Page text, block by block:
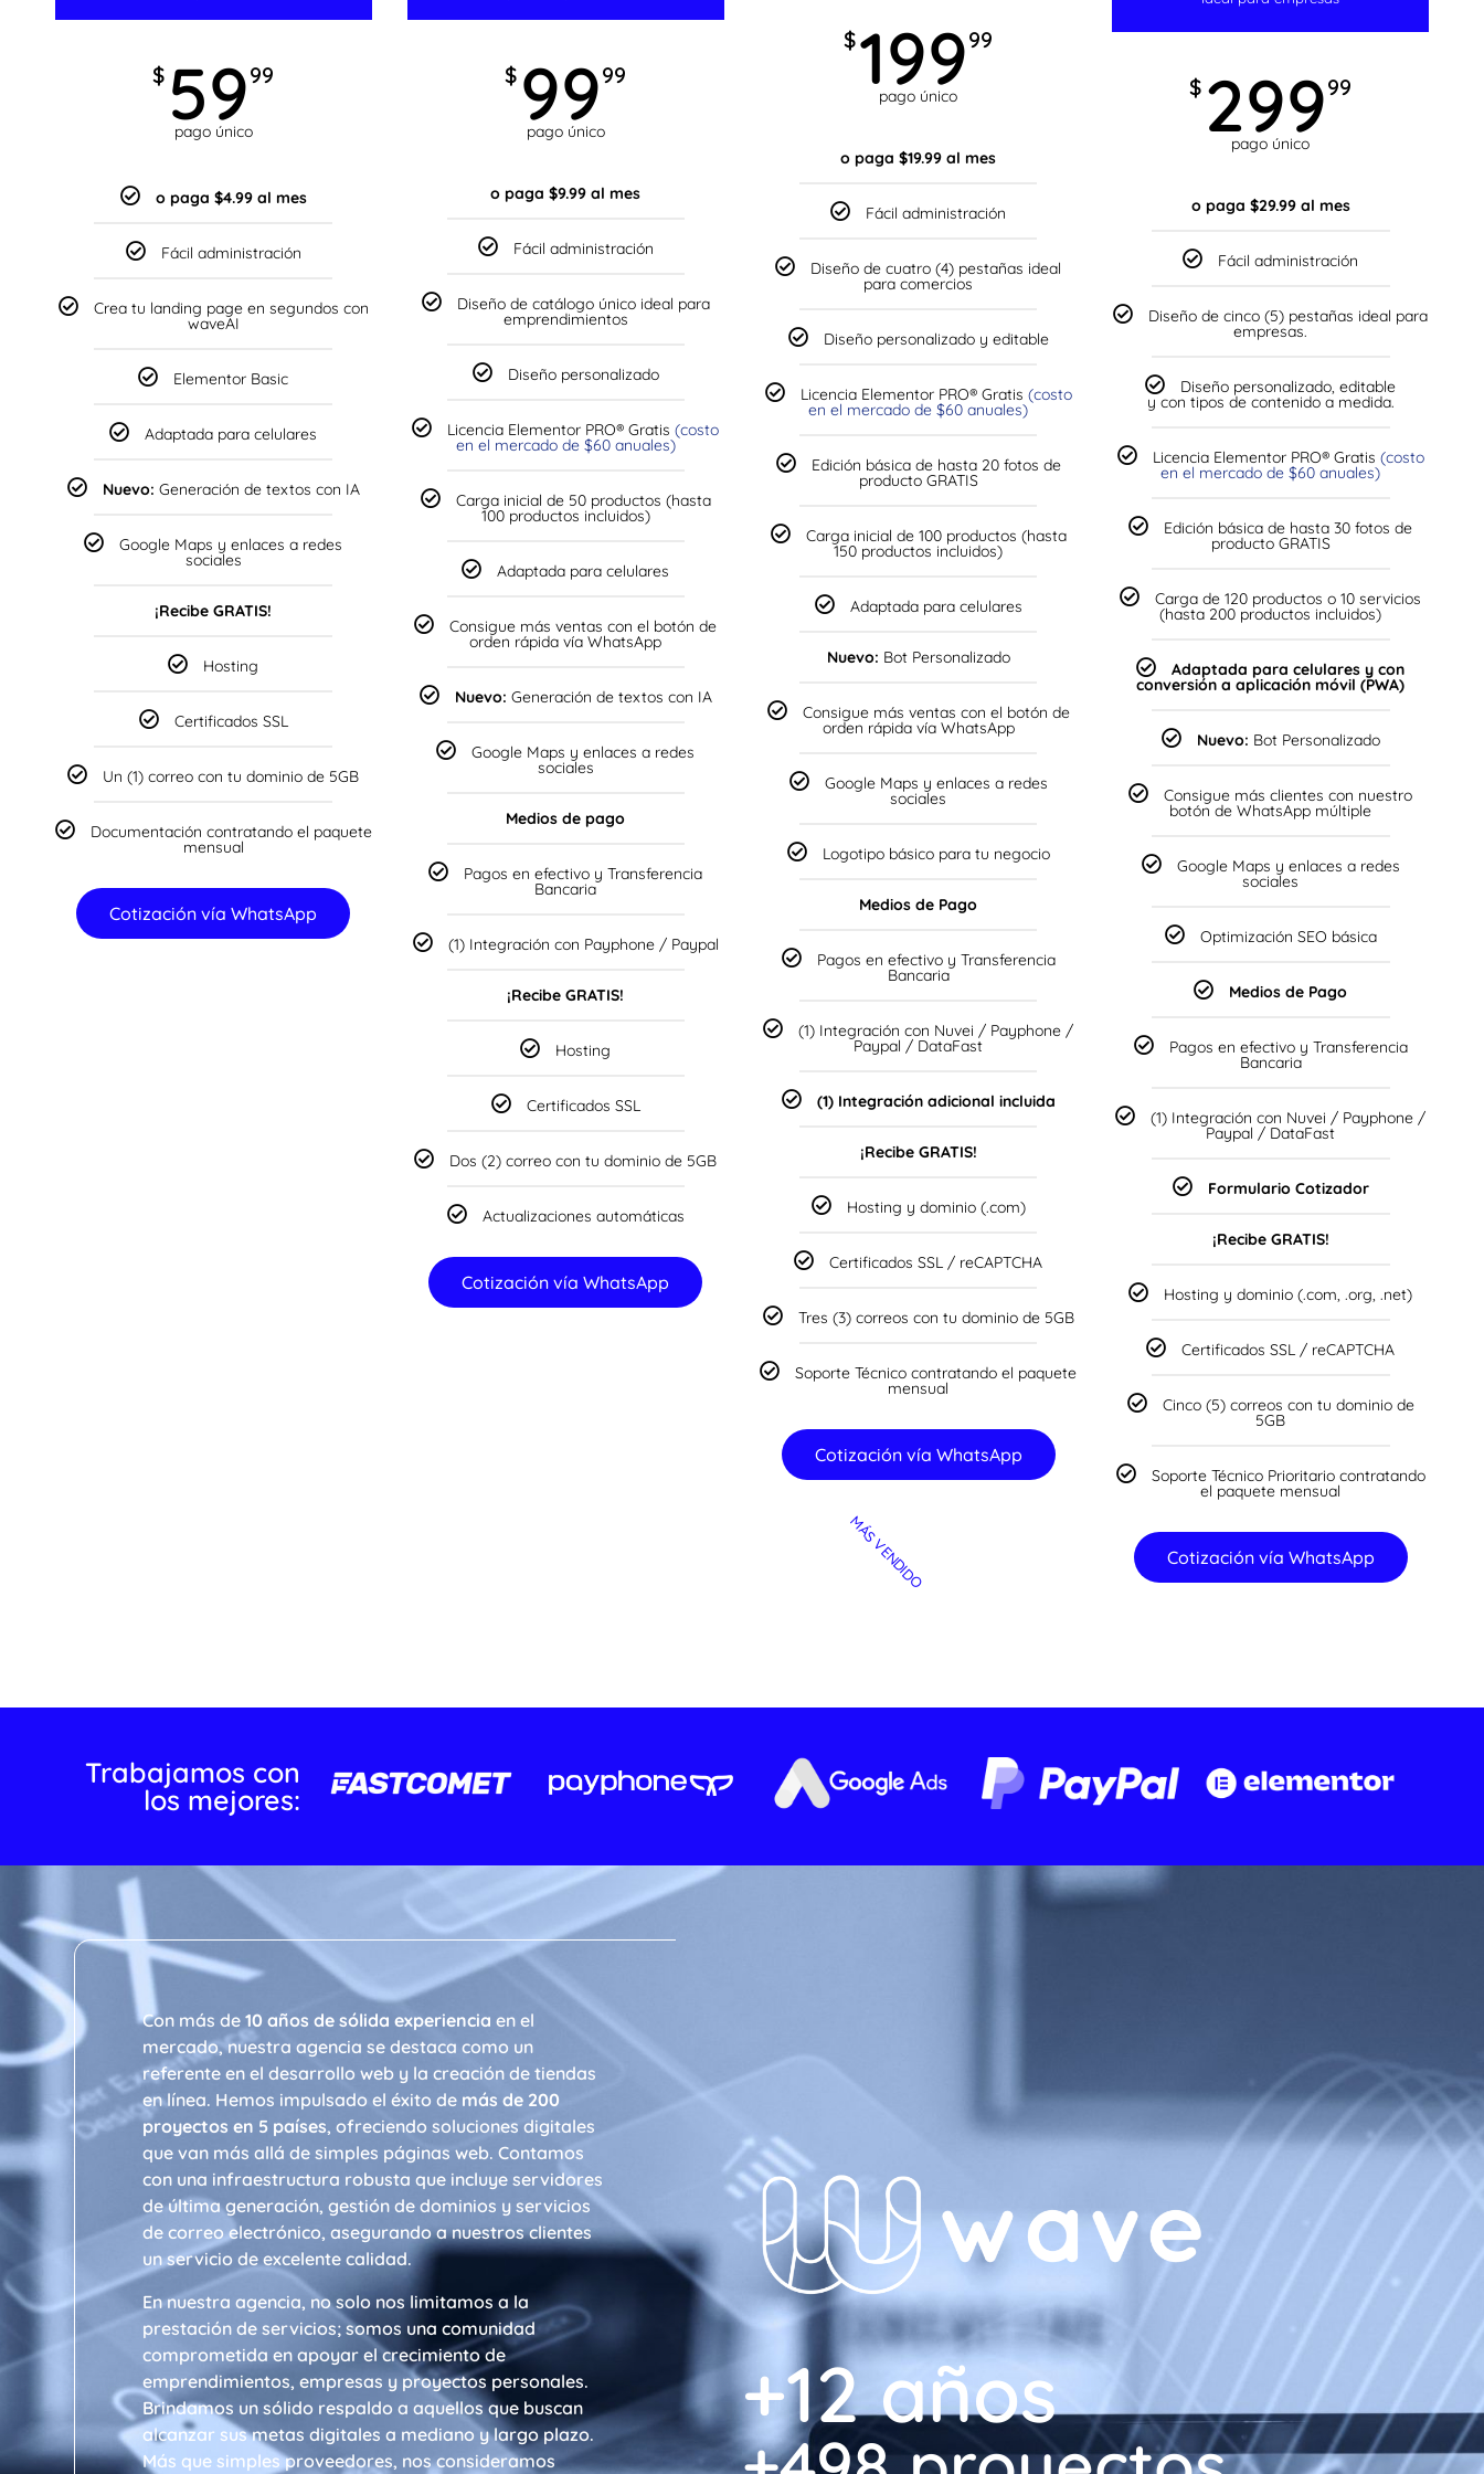
$ 5999
pago único
o paga $4.99 al mes
Fácil administración
Crea tu landing page en segundos con
waveAI
Elementor Basic
Adaptada para celulares
Nuevo: Generación de textos con IA
Google Maps y enlaces a redes
sociales
¡Recibe GRATIS!
Hosting
Certificados SSL
Un (1) correo con tu dominio de 5GB
Documentación contratando el paquete
mensual
Cotización vía WhatsApp
$ 9999
pago único
o paga $9.99 al mes
Fácil administración
Diseño de catálogo único ideal para
emprendimientos
Diseño personalizado
Licencia Elementor PRO® Gratis(costo
en el mercado de $60 anuales)
Carga inicial de 50 productos (hasta
100 productos incluidos)
Adaptada para celulares
Consigue más ventas con el botón de
orden rápida vía WhatsApp
Nuevo: Generación de textos con IA
Google Maps y enlaces a redes
sociales
Medios de pago
Pagos en efectivo y Transferencia
Bancaria
(1) Integración con Payphone / Paypal
¡Recibe GRATIS!
Hosting
Certificados SSL
Dos (2) correo con tu dominio de 5GB
Actualizaciones automáticas
Cotización vía WhatsApp
$19999
pago único
o paga $19.99 al mes
Fácil administración
Diseño de cuatro (4) pestañas ideal
para comercios
Diseño personalizado y editable
Licencia Elementor PRO® Gratis (costo
en el mercado de $60 anuales)
Edición básica de hasta 20 fotos de
producto GRATIS
Carga inicial de 100 productos (hasta
150 productos incluidos)
Adaptada para celulares
Nuevo: Bot Personalizado
Consigue más ventas con el botón de
orden rápida vía WhatsApp
Google Maps y enlaces a redes
sociales
Logotipo básico para tu negocio
Medios de Pago
Pagos en efectivo y Transferencia
Bancaria
(1) Integración con Nuvei / Payphone /
Paypal / DataFast
(1) Integración adicional incluida
¡Recibe GRATIS!
Hosting y dominio (.com)
Certificados SSL / reCAPTCHA
Tres (3) correos con tu dominio de 5GB
Soporte Técnico contratando el paquete
mensual
Cotización vía WhatsApp
MÁS VENDIDO
$ 29999
pago único
o paga $29.99 al mes
Fácil administración
Diseño de cinco (5) pestañas ideal para
empresas.
Diseño personalizado, editable
y con tipos de contenido a medida.
Licencia Elementor PRO® Gratis (costo
en el mercado de $60 anuales)
Edición básica de hasta 30 fotos de
producto GRATIS
Carga de 120 productos o 10 servicios
(hasta 200 productos incluidos)
Adaptada para celulares y con
conversión a aplicación móvil (PWA)
Nuevo: Bot Personalizado
Consigue más clientes con nuestro
botón de WhatsApp múltiple
Google Maps y enlaces a redes
sociales
Optimización SEO básica
Medios de Pago
Pagos en efectivo y Transferencia
Bancaria
(1) Integración con Nuvei / Payphone /
Paypal / DataFast
Formulario Cotizador
¡Recibe GRATIS!
Hosting y dominio (.com, .org, .net)
Certificados SSL / reCAPTCHA
Cinco (5) correos con tu dominio de
5GB
Soporte Técnico Prioritario contratando
el paquete mensual
Cotización vía WhatsApp
Trabajamos con
los mejores:
Con más de 10 años de sólida experiencia en el
mercado, nuestra agencia se destaca como un
referente en el desarrollo web y la creación de tiendas
en línea. Hemos impulsado el éxito de más de 200
proyectos en 5 países, ofreciendo soluciones digitales
que van más allá de simples páginas web. Contamos
con una infraestructura robusta que incluye servidores
de última generación, gestión de dominios y servicios
de correo electrónico, asegurando a nuestros clientes
un servicio de excelente calidad.
En nuestra agencia, no solo nos limitamos a la
prestación de servicios; somos una comunidad
comprometida en apoyar el crecimiento de
emprendimientos, empresas y proyectos personales.
Brindamos un sólido respaldo a aquellos que buscan
alcanzar sus metas digitales a mediano y largo plazo.
Más que simples proveedores, nos consideramos
+13 años